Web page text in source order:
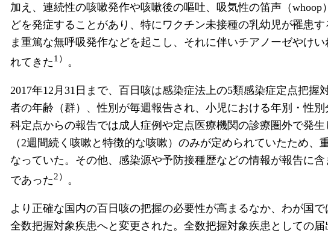
加え、連続性の咳嗽発作や咳嗽後の嘔吐、吸気性の笛声（
どを発症することがあり、特にワクチン未接種の乳幼児が罹患
ま重篤な無呼吸発作などを起こし、それに伴いチアノーゼやけ
れてきた1） 。
2017年12月31日まで、百日咳は感染症法上の5類感染症定点把
者の年齢（群）、性別が毎週報告され、小児における年別・性
科定点からの報告では成人症例や定点医療機関の診療圏外で発
（2週間続く咳嗽と特徴的な咳嗽）のみが定められていたため
なっていた。その他、感染源や予防接種歴などの情報が報告に
であった2） 。
より正確な国内の百日咳の把握の必要性が高まるなか、わが国
全数把握対象疾患へと変更された。全数把握対象疾患としての